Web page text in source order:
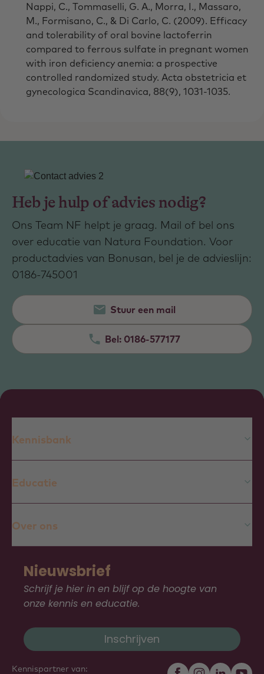
Nappi, C., Tommaselli, G. A., Morra, I., Massaro,
M., Formisano, C., & Di Carlo, C. (2009). Efficacy
and tolerability of oral bovine lactoferrin
compared to ferrous sulfate in pregnant women
with iron deficiency anemia: a prospective
controlled randomized study. Acta obstetricia et
gynecologica Scandinavica, 88(9), 1031-1035.
Heb je hulp of advies nodig?
Ons Team NF helpt je graag. Mail of bel ons
over educatie van Natura Foundation. Voor
productadvies van Bonusan, bel je de advieslijn:
0186-745001
Stuur een mail
Bel: 0186-577177
Kennisbank
Educatie
Over ons
Nieuwsbrief
Schrijf je hier in en blijf op de hoogte van
onze kennis en educatie.
Inschrijven
Kennispartner van: